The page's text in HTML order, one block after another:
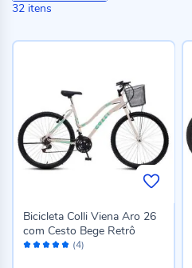
32 itens
Avaliação: (4)
Bicicleta Colli Viena Aro 26
com Cesto Bege Retrô